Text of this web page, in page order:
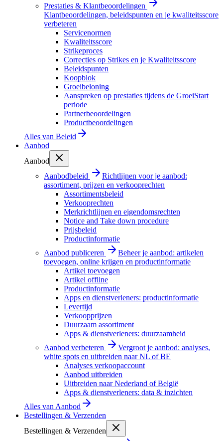
Prestaties & Klantbeoordelingen
Klantbeoordelingen, beleidspunten en je kwaliteitsscore
verbeteren
Servicenormen
Kwaliteitsscore
Strikeproces
Correcties op Strikes en je Kwaliteitsscore
Beleidspunten
Koopblok
Groeibeloning
Aanspreken op prestaties tijdens de GroeiStart
periode
Partnerbeoordelingen
Productbeoordelingen
Alles van Beleid
Aanbod
Aanbod
Aanbodbeleid
Richtlijnen voor je aanbod:
assortiment, prijzen en verkooprechten
Assortimentsbeleid
Verkooprechten
Merkrichtlijnen en eigendomsrechten
Notice and Take down procedure
Prijsbeleid
Productinformatie
Aanbod publiceren
Beheer je aanbod: artikelen
toevoegen, online krijgen en productinformatie
Artikel toevoegen
Artikel offline
Productinformatie
Apps en dienstverleners: productinformatie
Levertijd
Verkoopprijzen
Duurzaam assortiment
Apps & dienstverleners: duurzaamheid
Aanbod verbeteren
Vergroot je aanbod: analyses,
white spots en uitbreiden naar NL of BE
Analyses verkoopaccount
Aanbod uitbreiden
Uitbreiden naar Nederland of België
Apps & dienstverleners: data & inzichten
Alles van Aanbod
Bestellingen & Verzenden
Bestellingen & Verzenden